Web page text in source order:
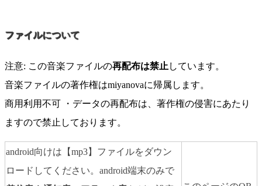
ファイルについて
注意: この音楽ファイルの再配布は禁止 しています。
音楽ファイルの著作権はmiyanovaに帰属します。
商用利用不可 ・データの再配布は、著作権の侵害にあたり
ますので禁止しております。
android向けは【mp3】ファイルをダウン
ロードしてください。android端末のみで